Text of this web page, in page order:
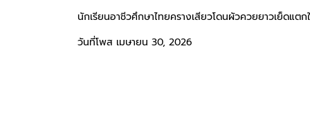
นักเรียนอาชีวศึกษาไทยครางเสียวโดนผัวควยยาวเย็ดแตก
วันที่โพส เมษายน 30, 2026